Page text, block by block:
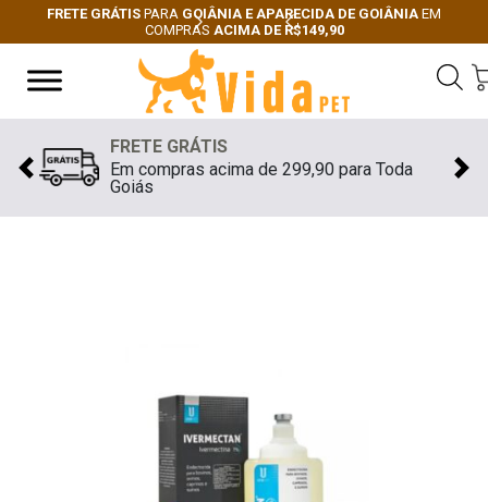
FRETE GRÁTIS PARA GOIÂNIA E APARECIDA DE GOIÂNIA EM
COMPRAS ACIMA DE R$149,90
Previous
Next
FRETE GRÁTIS
Em compras acima de 299,90 para Toda
Goiás
Previous